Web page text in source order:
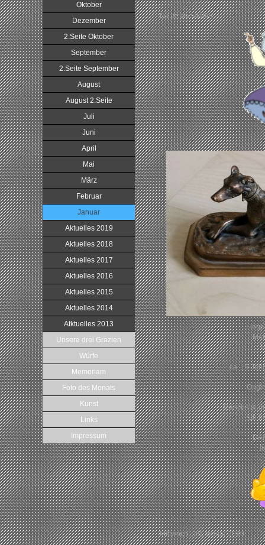
Oktober
Dezember
2.Seite Oktober
September
2.Seite September
August
August 2.Seite
Juli
Juni
April
Mai
März
Februar
Januar
Aktuelles 2019
Aktuelles 2018
Aktuelles 2017
Aktuelles 2016
Aktuelles 2015
Aktuelles 2014
Atktuelles 2013
Unsere drei Grazien
Würfe
Memoriam
Foto des Monats
Kunst
Links
Impressum
Da ist sie wieder ....
ca. 19
Manchmal
ich
Mittwoch , 29.Januar 2020